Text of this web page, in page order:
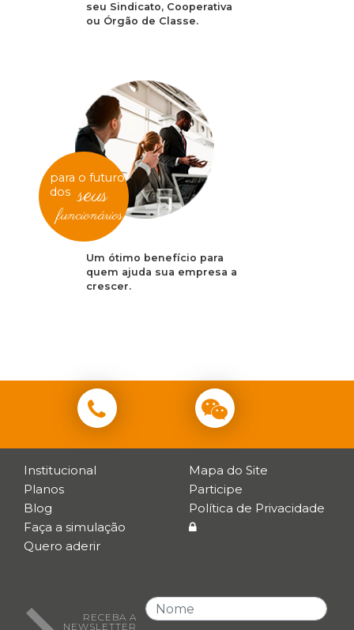
seu Sindicato, Cooperativa
ou Órgão de Classe.
para o futuro
dos seus
funcionários
Um ótimo benefício para
quem ajuda sua empresa a
crescer.
Institucional
Planos
Blog
Faça a simulação
Quero aderir
Mapa do Site
Participe
Política de Privacidade
RECEBA A
NEWSLETTER